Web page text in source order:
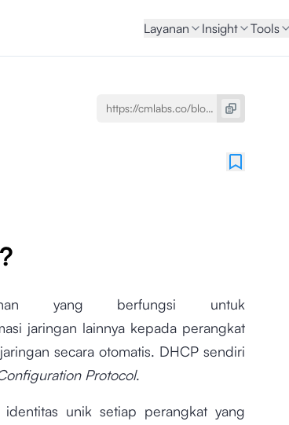
Layanan Insight Tools
yang berfungsi untuk
jaringan lainnya kepada perangkat
secara otomatis. DHCP sendiri
Protocol.
identitas unik setiap perangkat yang